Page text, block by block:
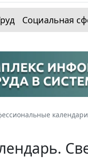
Социальная
календари